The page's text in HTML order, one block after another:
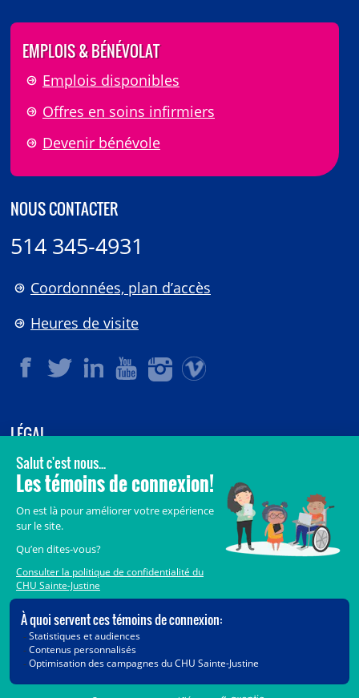
EMPLOIS & BÉNÉVOLAT
Emplois disponibles
Offres en soins infirmiers
Devenir bénévole
NOUS CONTACTER
514 345-4931
Coordonnées, plan d’accès
Heures de visite
LÉGAL
© 2006-2026CHU Sainte-Justine.
Tous droits réservés.
Crédits
Accès aux documents des organismes publics